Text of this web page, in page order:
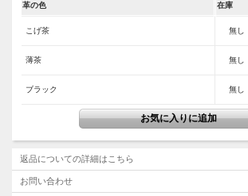
革の色 在庫
こげ茶 無し
薄茶 無し
ブラック 無し
返品についての詳細はこちら
お問い合わせ